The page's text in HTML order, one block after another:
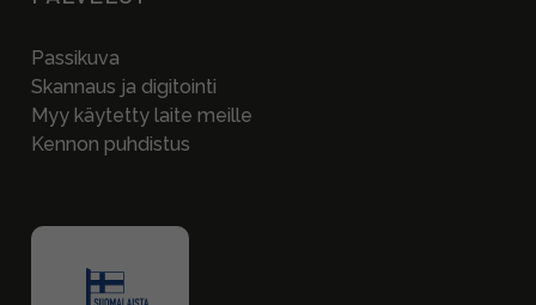
Passikuva
Skannaus ja digitointi
Myy käytetty laite meille
Kennon puhdistus